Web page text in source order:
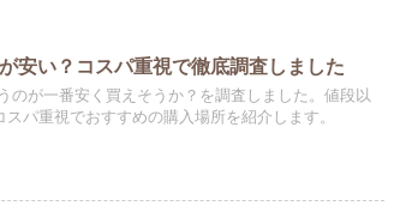
安い？コスパ重視で徹底調査しました
のが一番安く買えそうか？を調査しました。値段以
パ重視でおすすめの購入場所を紹介します。